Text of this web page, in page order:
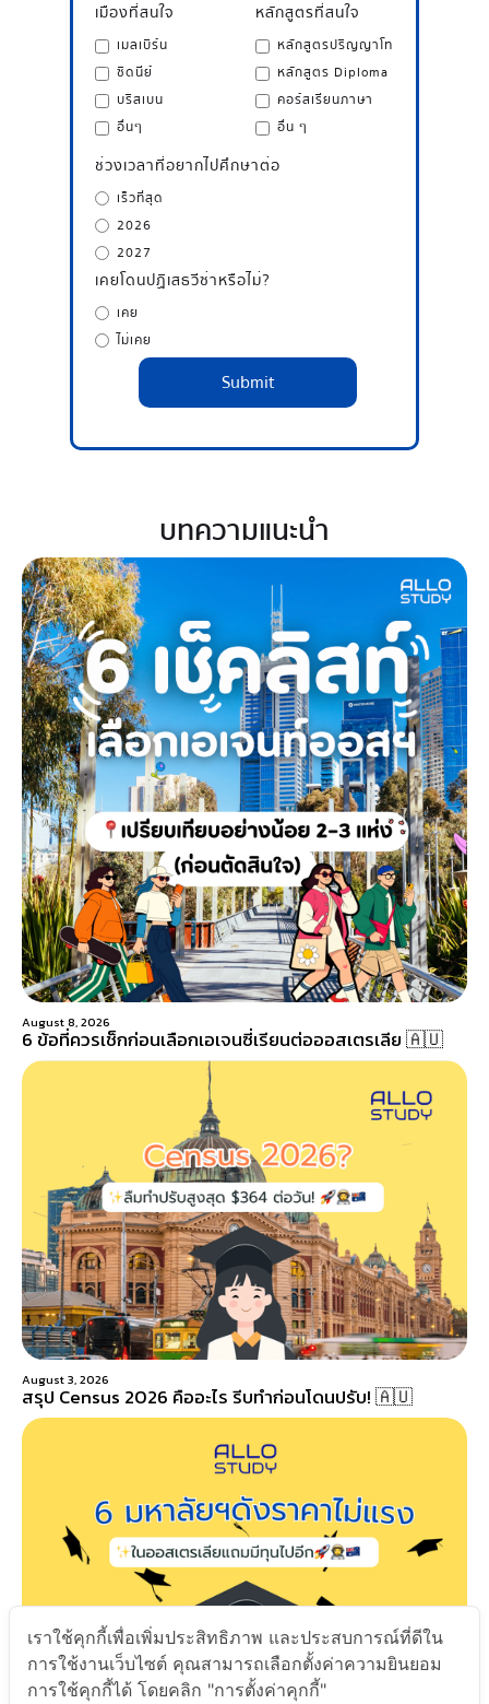
เมืองที่สนใจ
เมลเบิร์น
ซิดนีย์
บริสเบน
อื่นๆ
หลักสูตรที่สนใจ
หลักสูตรปริญญาโท
หลักสูตร Diploma
คอร์สเรียนภาษา
อื่น ๆ
ช่วงเวลาที่อยากไปศึกษาต่อ
เร็วที่สุด
2026
2027
เคยโดนปฏิเสธวีซ่าหรือไม่?
เคย
ไม่เคย
บทความแนะนำ
August 8, 2026
6 ข้อที่ควรเช็กก่อนเลือกเอเจนซี่เรียนต่อออสเตรเลีย 🇦🇺
August 3, 2026
สรุป Census 2026 คืออะไร รีบทำก่อนโดนปรับ! 🇦🇺
เราใช้คุกกี้เพื่อเพิ่มประสิทธิภาพ และประสบการณ์ที่ดีใน
การใช้งานเว็บไซต์ คุณสามารถเลือกตั้งค่าความยินยอม
การใช้คุกกี้ได้ โดยคลิก "การตั้งค่าคุกกี้"